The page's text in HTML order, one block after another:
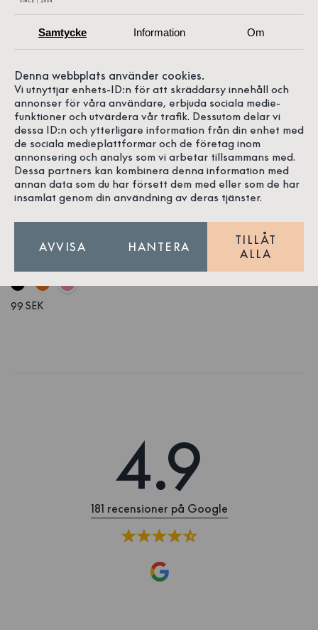
99 SEK
4.9
181 recensioner på Google
Samtycke Information Om
Denna webbplats använder cookies.
Vi utnyttjar enhets-ID:n för att skräddarsy innehåll och
annonser för våra användare, erbjuda sociala medie-
funktioner och utvärdera vår trafik. Dessutom delar vi
dessa ID:n och ytterligare information från din enhet med
de sociala medieplattformar och de företag inom
annonsering och analys som vi arbetar tillsammans med.
Dessa partners kan kombinera denna information med
annan data som du har försett dem med eller som de har
insamlat genom din användning av deras tjänster.
AVVISA HANTERA
TILLÅT
ALLA